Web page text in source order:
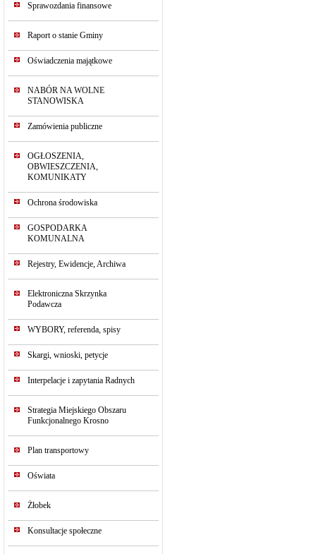
Sprawozdania finansowe
Raport o stanie Gminy
Oświadczenia majątkowe
NABÓR NA WOLNE
STANOWISKA
Zamówienia publiczne
OGŁOSZENIA,
OBWIESZCZENIA,
KOMUNIKATY
Ochrona środowiska
GOSPODARKA
KOMUNALNA
Rejestry, Ewidencje, Archiwa
Elektroniczna Skrzynka
Podawcza
WYBORY, referenda, spisy
Skargi, wnioski, petycje
Interpelacje i zapytania Radnych
Strategia Miejskiego Obszaru
Funkcjonalnego Krosno
Plan transportowy
Oświata
Żłobek
Konsultacje społeczne